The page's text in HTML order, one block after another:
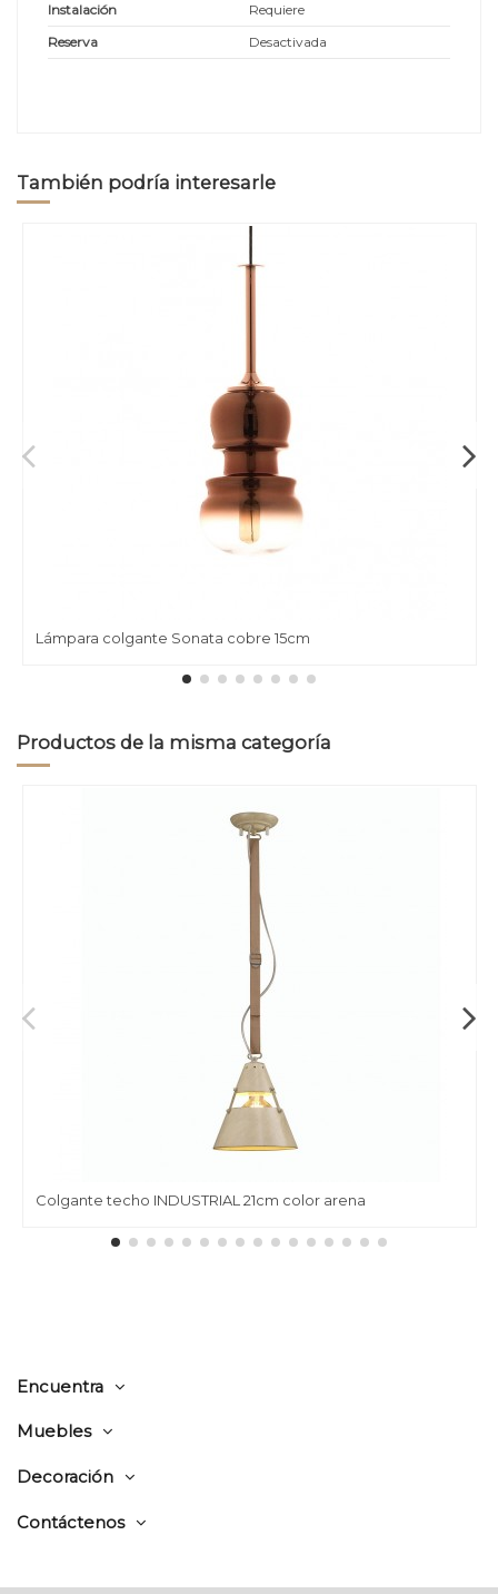
Instalación
Requiere
Reserva
Desactivada
También podría interesarle
Lámpara colgante Sonata cobre 15cm
Productos de la misma categoría
Colgante techo INDUSTRIAL 21cm color arena
Encuentra
Muebles
Decoración
Contáctenos